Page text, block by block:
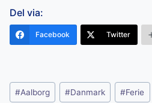
Del via:
Facebook Twitter
#Aalborg #Danmark #Ferie